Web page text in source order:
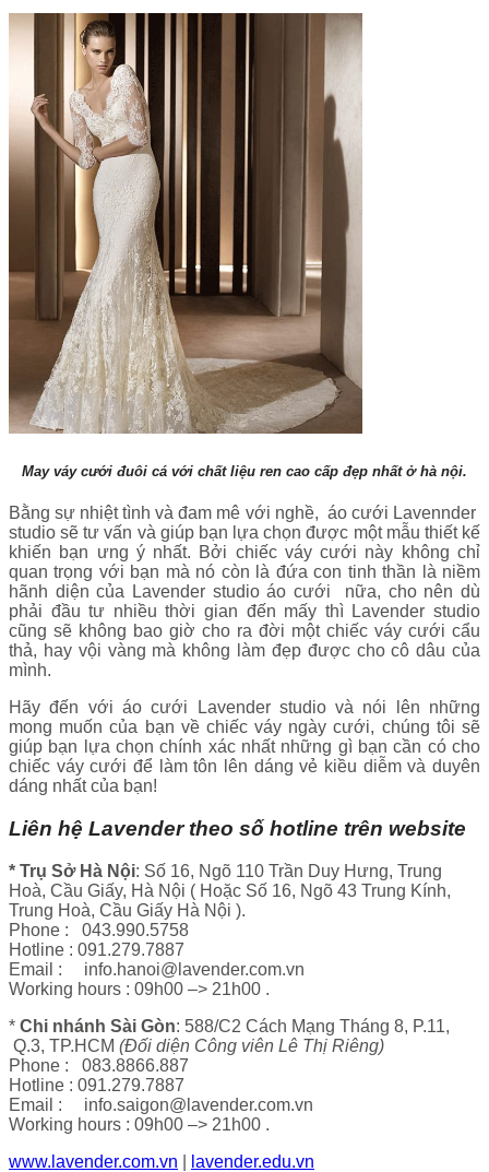
May váy cưới đuôi cá với chất liệu ren cao cấp đẹp nhất ở hà nội.
Bằng sự nhiệt tình và đam mê với nghề, áo cưới Lavennder
studio sẽ tư vấn và giúp bạn lựa chọn được một mẫu thiết kế
khiến bạn ưng ý nhất. Bởi chiếc váy cưới này không chỉ
quan trọng với bạn mà nó còn là đứa con tinh thần là niềm
hãnh diện của Lavender studio áo cưới nữa, cho nên dù
phải đầu tư nhiều thời gian đến mấy thì Lavender studio
cũng sẽ không bao giờ cho ra đời một chiếc váy cưới cẩu
thả, hay vội vàng mà không làm đẹp được cho cô dâu của
mình.
Hãy đến với áo cưới Lavender studio và nói lên những
mong muốn của bạn về chiếc váy ngày cưới, chúng tôi sẽ
giúp bạn lựa chọn chính xác nhất những gì bạn cần có cho
chiếc váy cưới để làm tôn lên dáng vẻ kiều diễm và duyên
dáng nhất của bạn!
Liên hệ Lavender theo số hotline trên website
* Trụ Sở Hà Nội: Số 16, Ngõ 110 Trần Duy Hưng, Trung
Hoà, Cầu Giấy, Hà Nội ( Hoặc Số 16, Ngõ 43 Trung Kính,
Trung Hoà, Cầu Giấy Hà Nội ).
Phone : 043.990.5758
Hotline : 091.279.7887
Email : info.hanoi@lavender.com.vn
Working hours : 09h00 –> 21h00 .
* Chi nhánh Sài Gòn: 588/C2 Cách Mạng Tháng 8, P.11,
Q.3, TP.HCM (Đối diện Công viên Lê Thị Riêng)
Phone : 083.8866.887
Hotline : 091.279.7887
Email : info.saigon@lavender.com.vn
Working hours : 09h00 –> 21h00 .
www.lavender.com.vn
lavender.edu.vn